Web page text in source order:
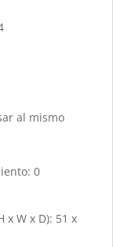
al mismo
0
x W x D): 51 x